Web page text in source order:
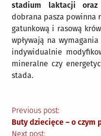
stadium laktacji oraz
dobrana pasza powinna
gatunkową i rasową
wpływają na
indywidualnie
mineralne czy
stada.
Previous post:
Buty dziecięce – o czym
Next post: